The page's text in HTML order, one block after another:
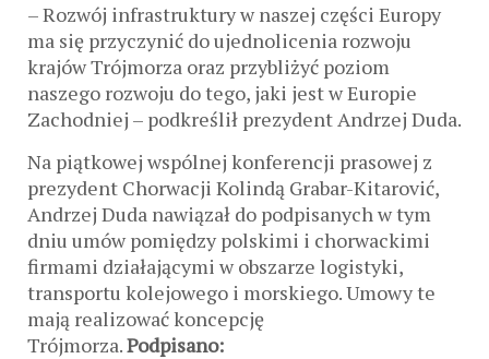
– Rozwój infrastruktury w naszej części Europy
ma się przyczynić do ujednolicenia rozwoju
krajów Trójmorza oraz przybliżyć poziom
naszego rozwoju do tego, jaki jest w Europie
Zachodniej – podkreślił prezydent Andrzej Duda.
Na piątkowej wspólnej konferencji prasowej z
prezydent Chorwacji Kolindą Grabar-Kitarović,
Andrzej Duda nawiązał do podpisanych w tym
dniu umów pomiędzy polskimi i chorwackimi
firmami działającymi w obszarze logistyki,
transportu kolejowego i morskiego. Umowy te
mają realizować koncepcję
Trójmorza.Podpisano: